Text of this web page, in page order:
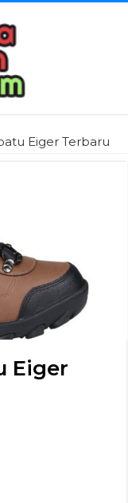
Eiger Terbaru
Eiger